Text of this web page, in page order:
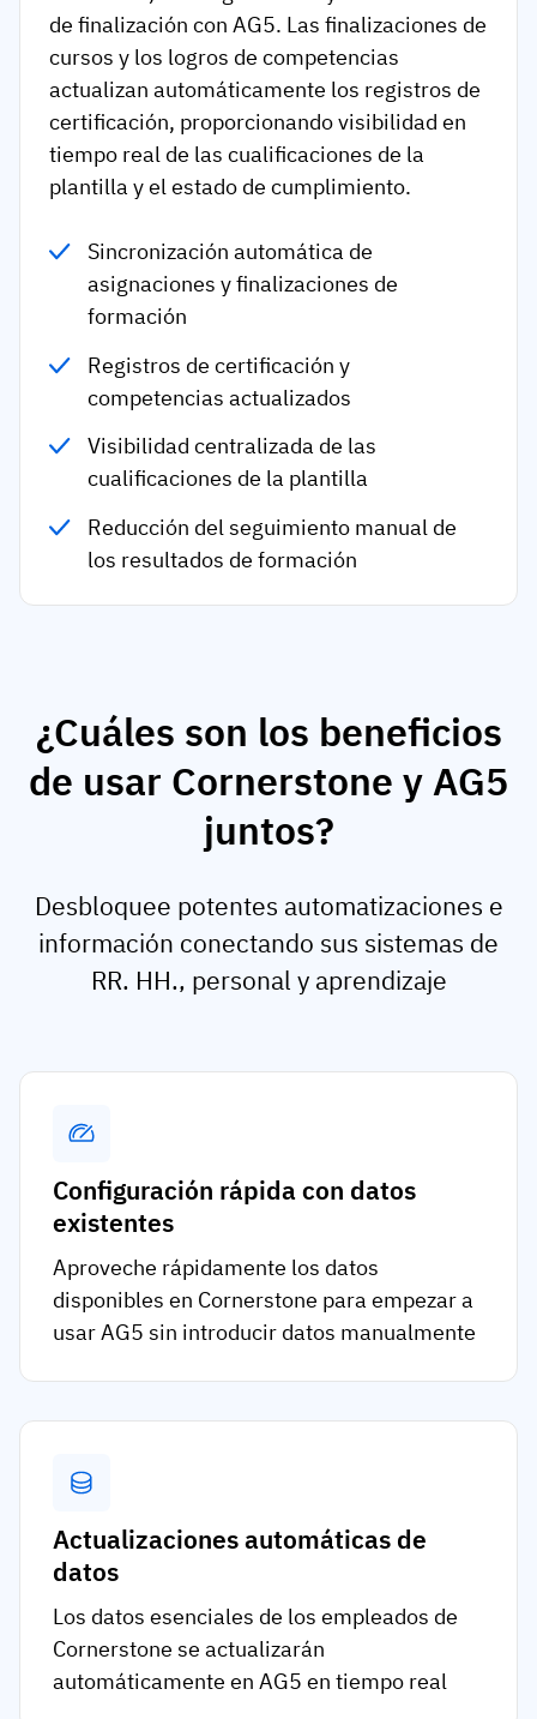
de finalización con AG5. Las finalizaciones de
cursos y los logros de competencias
actualizan automáticamente los registros de
certificación, proporcionando visibilidad en
tiempo real de las cualificaciones de la
plantilla y el estado de cumplimiento.
Sincronización automática de
asignaciones y finalizaciones de
formación
Registros de certificación y
competencias actualizados
Visibilidad centralizada de las
cualificaciones de la plantilla
Reducción del seguimiento manual de
los resultados de formación
¿Cuáles son los beneficios
de usar Cornerstone y AG5
juntos?
Desbloquee potentes automatizaciones e
información conectando sus sistemas de
RR. HH., personal y aprendizaje
Configuración rápida con datos
existentes
Aproveche rápidamente los datos
disponibles en Cornerstone para empezar a
usar AG5 sin introducir datos manualmente
Actualizaciones automáticas de
datos
Los datos esenciales de los empleados de
Cornerstone se actualizarán
automáticamente en AG5 en tiempo real